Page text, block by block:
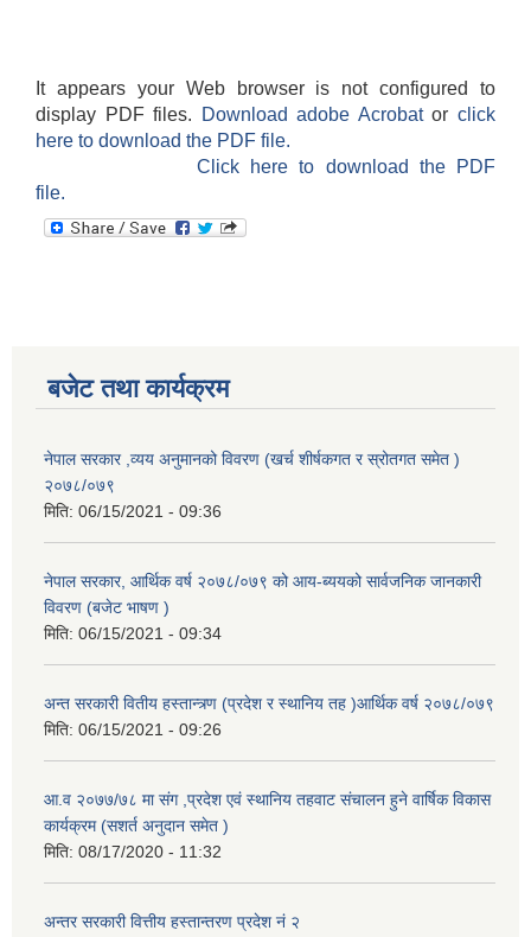
It appears your Web browser is not configured to
display PDF files.
Download adobe Acrobatorclick
here to download the PDF file.
Click here to download the PDF
file.
बजेट तथा कार्यक्रम
नेपाल सरकार ,व्यय अनुमानको विवरण (खर्च शीर्षकगत र स्रोतगत समेत )
२०७८/०७९
मिति: 06/15/2021 - 09:36
नेपाल सरकार, आर्थिक वर्ष २०७८/०७९ को आय-ब्ययको सार्वजनिक जानकारी
विवरण (बजेट भाषण )
मिति: 06/15/2021 - 09:34
अन्त सरकारी वितीय हस्तान्त्र्ण (प्रदेश र स्थानिय तह )आर्थिक वर्ष २०७८/०७९
मिति: 06/15/2021 - 09:26
आ.व २०७७/७८ मा संग ,प्रदेश एवं स्थानिय तहवाट संचालन हुने वार्षिक विकास
कार्यक्रम (सशर्त अनुदान समेत )
मिति: 08/17/2020 - 11:32
अन्तर सरकारी वित्तीय हस्तान्तरण प्रदेश नं २